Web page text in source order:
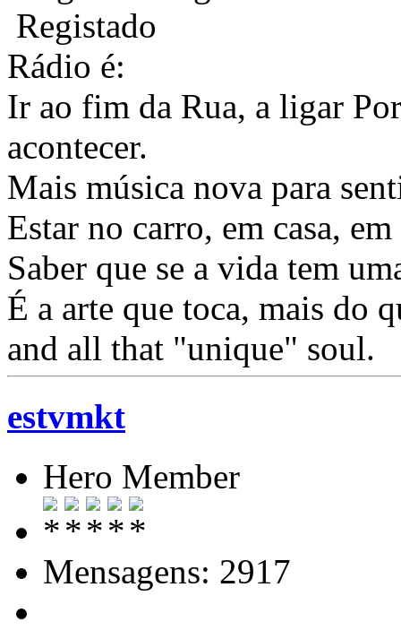
Registado
Rádio é:
Ir ao fim da Rua, a ligar
acontecer.
Mais música nova para
Estar no carro, em casa,
Saber que se a vida tem
É a arte que toca, mais do
and all that "unique" soul.
estvmkt
Hero Member
Mensagens: 2917